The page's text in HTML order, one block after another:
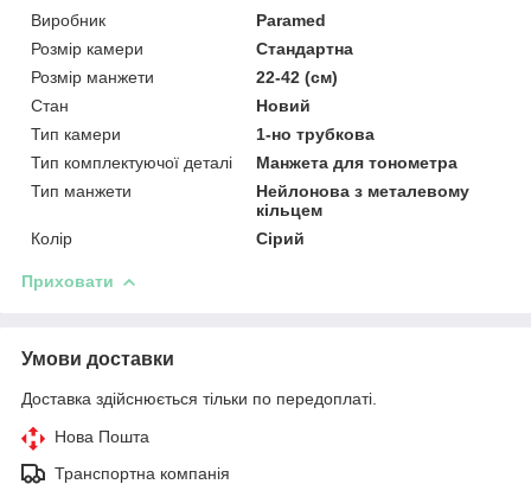
Виробник
Paramed
Розмір камери
Стандартна
Розмір манжети
22-42 (см)
Стан
Новий
Тип камери
1-но трубкова
Тип комплектуючої деталі
Манжета для тонометра
Тип манжети
Нейлонова з металевому
кільцем
Колір
Сірий
Приховати
Умови доставки
Доставка здійснюється тільки по передоплаті.
Нова Пошта
Транспортна компанія